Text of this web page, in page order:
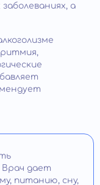
а
Врач дает
питанию, сну,